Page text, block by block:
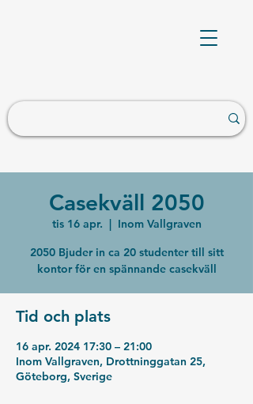
Casekväll 2050
tis 16 apr.
  |
Inom Vallgraven
2050 Bjuder in ca 20 studenter till sitt
kontor för en spännande casekväll
Tid och plats
16 apr. 2024 17:30 – 21:00
Inom Vallgraven, Drottninggatan 25,
Göteborg, Sverige